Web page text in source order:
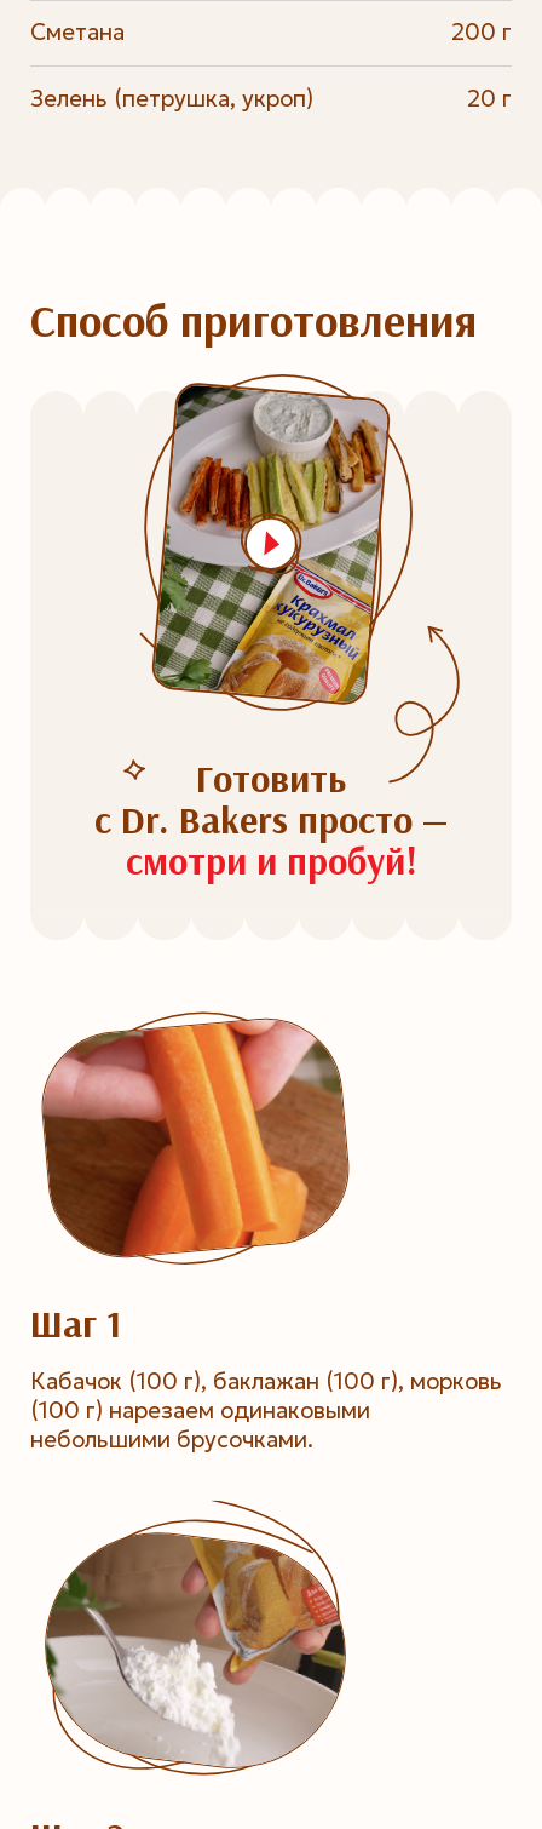
Сметана 200 г
Зелень (петрушка, укроп) 20 г
Способ приготовления
Готовить
с Dr. Bakers просто —
смотри и пробуй!
Шаг 1
Кабачок (100 г), баклажан (100 г), морковь
(100 г) нарезаем одинаковыми
небольшими брусочками.